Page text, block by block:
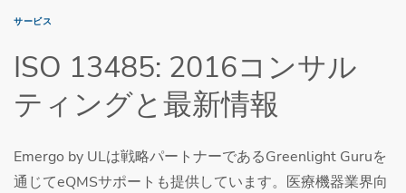
サービス
ISO 13485: 2016コンサル
ティングと最新情報
Emergo by ULは戦略パートナーであるGreenlight Guruを
通じてeQMSサポートも提供しています。医療機器業界向